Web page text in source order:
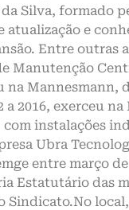
Silva, formado
atualização e
Entre
Manutenção
na
2016, exerceu
instalações
Ubra
entre março
Estatutário das